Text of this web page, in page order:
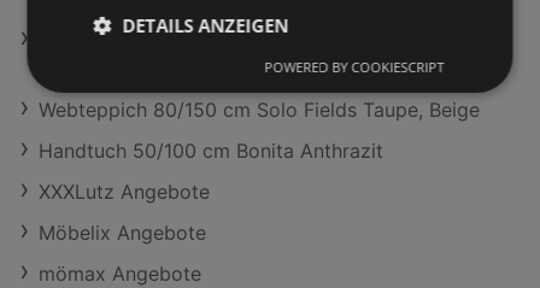
Esstisch 160/95/76 cm Echtholz Holz, Metall
ausziehbar rechteckig Anthrazit, Eichefarben
Webteppich 80/150 cm Solo Fields Taupe, Beige
Handtuch 50/100 cm Bonita Anthrazit
XXXLutz Angebote
Möbelix Angebote
mömax Angebote
DETAILS ANZEIGEN
POWERED BY COOKIESCRIPT